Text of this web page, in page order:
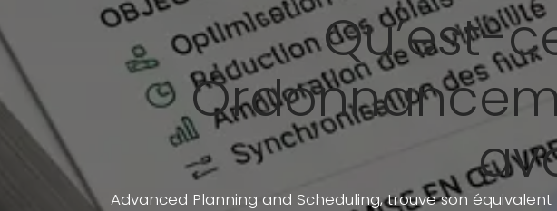
Qu’est-
Advanced Planning and Scheduling, trouve son